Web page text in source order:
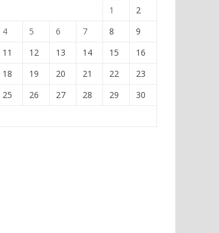
1
2
4 5 6 7 8
9
11 12 13 14 15
16
18 19 20 21 22
23
25 26 27 28 29
30